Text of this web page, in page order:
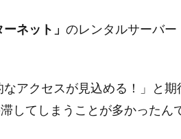
ネット」 のレンタルサーバー
アクセスが見込める！」と
してしまうことが多かったん